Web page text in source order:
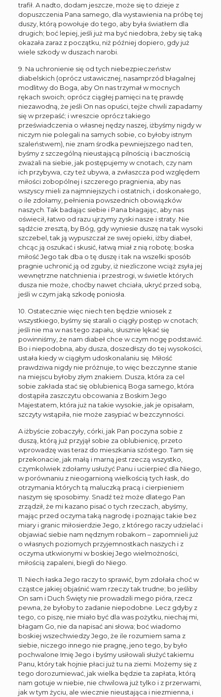
trafił. A nadto, dodam jeszcze, może się to dzieje z
dopuszczenia Pana samego, dla wystawienia na próbę tej
duszy, którą powołuje do tego, aby była światłem dla
drugich; boć lepiej, jeśli już ma być niedobra, żeby się taką
okazała zaraz z początku, niż później dopiero, gdy już
wiele szkody w duszach narobi.
9. Na uchronienie się od tych niebezpieczeństw
diabelskich (oprócz ustawicznej, nasamprzód błagalnej
modlitwy do Boga, aby On nas trzymał w mocnych
rękach swoich; oprócz ciągłej pamięci na tę prawdę
niezawodną, że jeśli On nas opuści, tejże chwili zapadamy
się w przepaść; i wreszcie oprócz takiego
przeświadczenia o własnej nędzy naszej, iżbyśmy nigdy w
niczym nie polegali na samych sobie, co byłoby istnym
szaleństwem), nie znam środka pewniejszego nad ten,
byśmy z szczególną nieustającą pilnością i bacznością
zważali na siebie, jak postępujemy w cnotach, czy nam
ich przybywa, czy też ubywa, a zwłaszcza pod względem
miłości zobopólnej i szczerego pragnienia, aby nas
wszyscy mieli za najmniejszych i ostatnich, i doskonałego,
o ile zdołamy, pełnienia powszednich obowiązków
naszych. Tak badając siebie i Pana błagając, aby nas
oświecił, łatwo od razu ujrzymy zyski nasze i straty. Nie
sądźcie zresztą, by Bóg, gdy wyniesie duszę na tak wysoki
szczebel, tak ją wypuszczał ze swej opieki, iżby diabeł,
chcąc ją oszukać i skusić, łatwą miał z nią robotę; boska
miłość Jego tak dba o tę duszę i tak na wszelki sposób
pragnie uchronić ją od zguby, iż niezliczone wciąż zsyła jej
wewnętrzne natchnienia i przestrogi, w świetle których
dusza nie może, choćby nawet chciała, ukryć przed sobą,
jeśli w czym jaką szkodę poniosła.
10. Ostatecznie więc niech ten będzie wniosek z
wszystkiego, byśmy się starali o ciągły postęp w cnotach;
jeśli nie ma w nas tego zapału, słusznie lękać się
powinniśmy, że nam diabeł chce w czym nogę podstawić.
Bo i niepodobna, aby dusza, doszedłszy do tej wysokości,
ustała kiedy w ciągłym udoskonalaniu się. Miłość
prawdziwa nigdy nie próżnuje, to więc bezczynne stanie
na miejscu byłoby złym znakiem. Dusza, która za cel
sobie zakłada stać się oblubienicą Boga samego, która
dostąpiła zaszczytu obcowania z Boskim Jego
Majestatem, która już na takie wysokie, jak je opisałam,
szczyty wstąpiła, nie może zasypiać w bezczynności.
A iżbyście zobaczyły, córki, jak Pan poczyna sobie z
duszą, którą już przyjął sobie za oblubienicę, przeto
wprowadzę was teraz do mieszkania szóstego. Tam się
przekonacie, jak małą i marną jest rzeczą wszystko,
czymkolwiek zdołamy usłużyć Panu i ucierpieć dla Niego,
w porównaniu z nieogarnioną wielkością tych łask, do
otrzymania których tą maluczką pracą i cierpieniem
naszym się sposobimy. Snadź też może dlatego Pan
zrządził, że mi kazano pisać o tych rzeczach, abyśmy,
mając przed oczyma taką nagrodę i poznając takie bez
miary i granic miłosierdzie Jego, z którego raczy udzielać i
objawiać siebie nam nędznym robakom – zapomnieli już
o własnych poziomych przyjemnostkach naszych i z
oczyma utkwionymi w boskiej Jego wielmożności,
miłością zapaleni, biegli do Niego.
11. Niech łaska Jego raczy to sprawić, bym zdołała choć w
cząstce jakiej objaśnić wam rzeczy tak trudne; bo jeśliby
On sam i Duch Święty nie prowadzili mego pióra, rzecz
pewna, że byłoby to zadanie niepodobne. Lecz gdyby z
tego, co piszę, nie miało być dla was pożytku, niechaj mi,
błagam Go, nie da napisać ani słowa; boć wiadomo
boskiej wszechwiedzy Jego, że ile rozumiem sama z
siebie, niczego innego nie pragnę, jeno tego, by było
pochwalone Imię Jego i byśmy usiłowali służyć takiemu
Panu, który tak hojnie płaci już tu na ziemi. Możemy się z
tego dorozumiewać, jak wielka będzie ta zapłata, którą
nam gotuje w niebie, nie chwilowa już tylko i z przerwami,
jak w tym życiu, ale wiecznie nieustająca i niezmienna, i